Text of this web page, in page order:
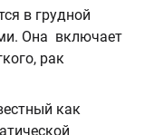
в грудной
Она включает
рак
как